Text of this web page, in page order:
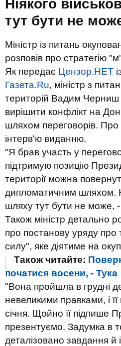
Ніякого
тут бути не
Міністр із питань
розповів про стратегію
Як передає Цензор.НЕТ
Газета.Ru, міністр з
територій Вадим
вирішити конфлікт на
шляхом переговорів. Про
інтерв'ю виданню.
"Я брав участь у
підтримую позицію
території можна
дипломатичним шляхом.
шляху тут бути не може, -
Також міністр детально
про постанову уряду про
силу", яке діятиме на
Також читайте:
початися восени, - Тука
"Вона пройшла в грудні
невеликими правками, і
січня. Щойно її підпише
презентуємо. Задумка в
деталізовано завдання й